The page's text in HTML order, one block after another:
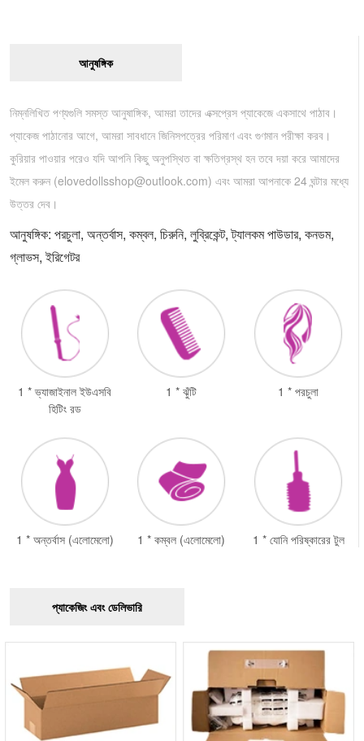
আনুষঙ্গিক
নিম্নলিখিত পণ্যগুলি সমস্ত আনুষাঙ্গিক, আমরা তাদের এক্সপ্রেস প্যাকেজে একসাথে পাঠাব।
প্যাকেজ পাঠানোর আগে, আমরা সাবধানে জিনিসপত্রের পরিমাণ এবং গুণমান পরীক্ষা করব।
কুরিয়ার পাওয়ার পরেও যদি আপনি কিছু অনুপস্থিত বা ক্ষতিগ্রস্থ হন তবে দয়া করে আমাদের
ইমেল করুন (elovedollsshop@outlook.com) এবং আমরা আপনাকে 24 ঘন্টার মধ্যে
উত্তর দেব।
আনুষঙ্গিক: পরচুলা, অন্তর্বাস, কম্বল, চিরুনি, লুব্রিকেন্ট, ট্যালকম পাউডার, কনডম,
গ্লাভস, ইরিগেটর
1 * ভ্যাজাইনাল ইউএসবি
হিটিং রড
1 * ঝুঁটি 1 * পরচুলা
1 * অন্তর্বাস (এলোমেলো) 1 * কম্বল (এলোমেলো) 1 * যোনি পরিষ্কারের টুল
প্যাকেজিং এবং ডেলিভারি